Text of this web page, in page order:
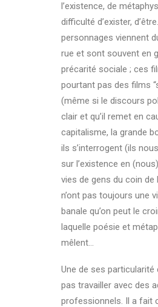
l’existence, de
difficulté d’exister,
personnages viennent
rue et sont souvent en
précarité sociale ; ces
pourtant pas des films
(même si le discours
clair et qu’il remet en
capitalisme, la grande
ils s’interrogent (ils
sur l’existence en
vies de gens du coin de
n’ont pas toujours une
banale qu’on peut le
laquelle poésie et
mêlent…
Une de ses particularité
pas travailler avec des
professionnels. Il a fait